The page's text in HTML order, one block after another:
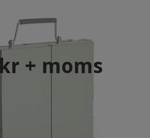
+ moms